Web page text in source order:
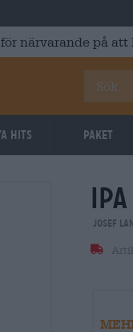
närvarande på
hits Paket
ipa
Josef